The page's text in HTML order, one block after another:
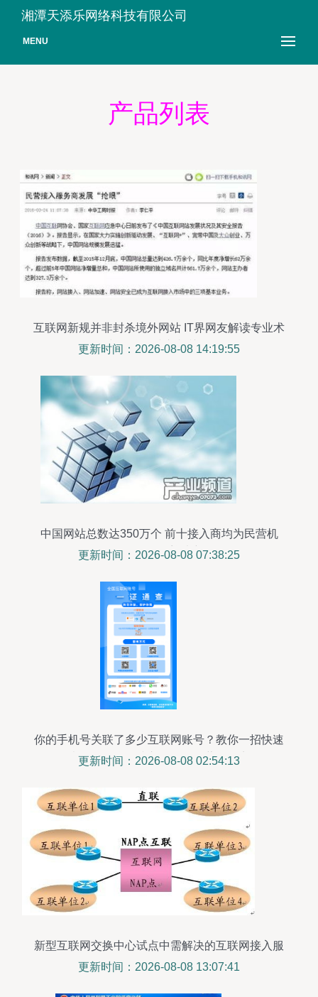
湘潭天添乐网络科技有限公司
MENU
产品列表
互联网新规并非封杀境外网站 IT界网友解读专业术
语与互联网接入相关服务
更新时间：2026-08-08 14:19:55
中国网站总数达350万个 前十接入商均为民营机
构，互联网服务迎来新格局
更新时间：2026-08-08 07:38:25
你的手机号关联了多少互联网账号？教你一招快速
查询！互联网接入服务的隐藏知识点
更新时间：2026-08-08 02:54:13
新型互联网交换中心试点中需解决的互联网接入服
务问题
更新时间：2026-08-08 13:07:41